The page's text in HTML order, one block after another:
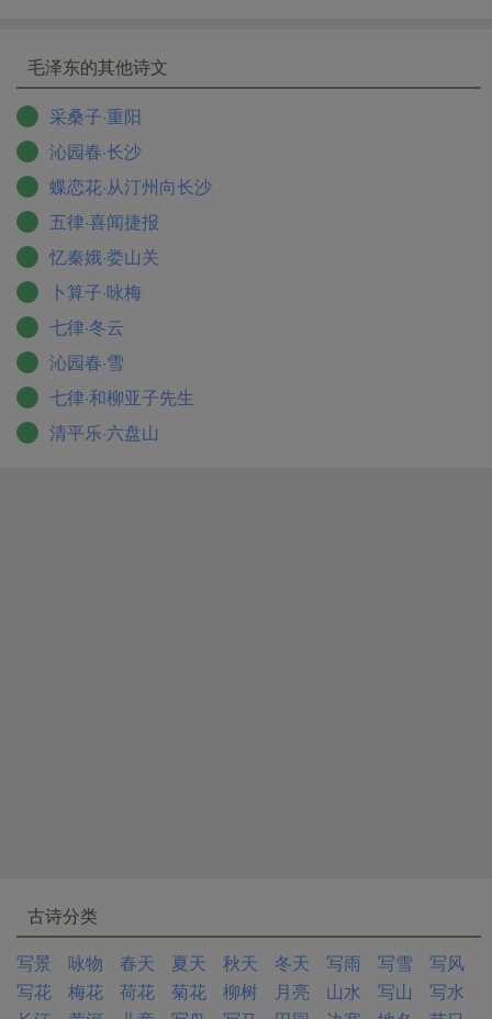
毛泽东的其他诗文
采桑子·重阳
沁园春·长沙
蝶恋花·从汀州向长沙
五律·喜闻捷报
忆秦娥·娄山关
卜算子·咏梅
七律·冬云
沁园春·雪
七律·和柳亚子先生
清平乐·六盘山
古诗分类
写景
咏物 春天 夏天 秋天 冬天 写雨 写雪
写风
写花
梅花 荷花 菊花 柳树 月亮 山水 写山
写水